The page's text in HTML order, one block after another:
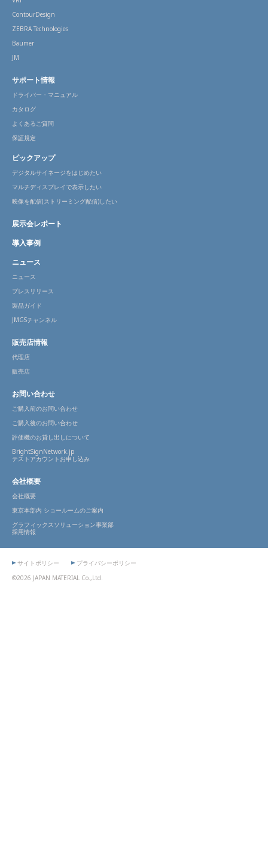
ContourDesign
ZEBRA Technologies
Baumer
JM
サポート情報
ドライバー・マニュアル
カタログ
よくあるご質問
保証規定
ピックアップ
デジタルサイネージをはじめたい
マルチディスプレイで表示したい
映像を配信(ストリーミング配信)したい
展示会レポート
導入事例
ニュース
ニュース
プレスリリース
製品ガイド
JMGSチャンネル
販売店情報
代理店
販売店
お問い合わせ
ご購入前のお問い合わせ
ご購入後のお問い合わせ
評価機のお貸し出しについて
BrightSignNetwork.jp
テストアカウントお申し込み
会社概要
会社概要
東京本部内 ショールームのご案内
グラフィックスソリューション事業部
採用情報
©2026 JAPAN MATERIAL Co.,Ltd.
サイトポリシー プライバシーポリシー